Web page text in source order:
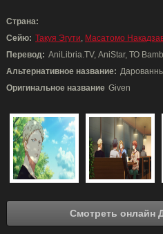
Страна:
Сейю: Такуя Эгути, Масатомо
Перевод: AniLibria.TV, AniStar, ТО
Альтернативное название:
Оригинальное название Given